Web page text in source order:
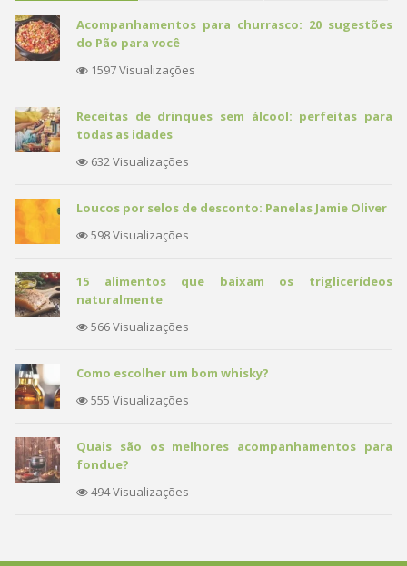
Acompanhamentos para churrasco: 20 sugestões
do Pão para você
1597 Visualizações
Receitas de drinques sem álcool: perfeitas para
todas as idades
632 Visualizações
Loucos por selos de desconto: Panelas Jamie Oliver
598 Visualizações
15 alimentos que baixam os triglicerídeos
naturalmente
566 Visualizações
Como escolher um bom whisky?
555 Visualizações
Quais são os melhores acompanhamentos para
fondue?
494 Visualizações